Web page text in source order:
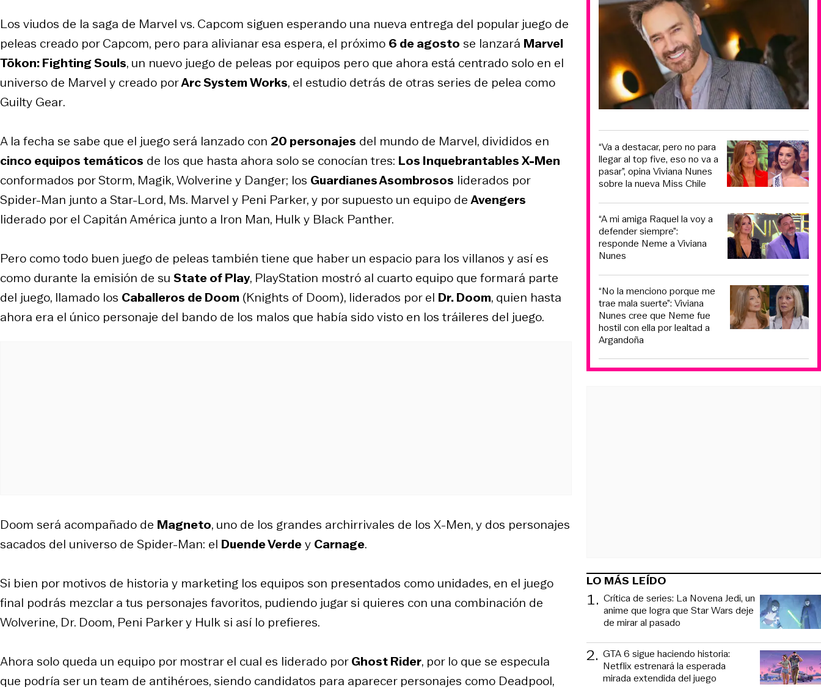
Los viudos de la saga de Marvel vs. Capcom siguen esperando una nueva entrega del popular juego de
peleas creado por Capcom, pero para alivianar esa espera, el próximo 6 de agosto se lanzará Marvel
Tōkon: Fighting Souls, un nuevo juego de peleas por equipos pero que ahora está centrado solo en el
universo de Marvel y creado porArc System Works, el estudio detrás de otras series de pelea como
Guilty Gear.
A la fecha se sabe que el juego será lanzado con 20 personajes del mundo de Marvel, divididos en
cinco equipos temáticos de los que hasta ahora solo se conocían tres: Los Inquebrantables X-Men
conformados por Storm, Magik, Wolverine y Danger; los Guardianes Asombrosos liderados por
Spider-Man junto a Star-Lord, Ms. Marvel y Peni Parker, y por supuesto un equipo deAvengers
liderado por el Capitán América junto a Iron Man, Hulk y Black Panther.
Pero como todo buen juego de peleas también tiene que haber un espacio para los villanos y así es
como durante la emisión de su State of Play, PlayStation mostró al cuarto equipo que formará parte
del juego, llamado los Caballeros de Doom (Knights of Doom), liderados por el Dr. Doom, quien hasta
ahora era el único personaje del bando de los malos que había sido visto en los tráileres del juego.
Doom será acompañado de Magneto, uno de los grandes archirrivales de los X-Men, y dos personajes
sacados del universo de Spider-Man: el Duende Verdey Carnage.
Si bien por motivos de historia y marketing los equipos son presentados como unidades, en el juego
final podrás mezclar a tus personajes favoritos, pudiendo jugar si quieres con una combinación de
Wolverine, Dr. Doom, Peni Parker y Hulk si así lo prefieres.
Ahora solo queda un equipo por mostrar el cual es liderado porGhost Rider, por lo que se especula
que podría ser unteam de antihéroes, siendo candidatos para aparecer personajes como Deadpool,
“Va a destacar, pero no para
llegar al top five, eso no va a
pasar”, opina Viviana Nunes
sobre la nueva Miss Chile
“A mi amiga Raquel la voy a
defender siempre”:
responde Neme a Viviana
Nunes
“No la menciono porque me
trae mala suerte”: Viviana
Nunes cree que Neme fue
hostil con ella por lealtad a
Argandoña
LO MÁS LEÍDO
1. Crítica de series: La Novena Jedi, un
anime que logra que Star Wars deje
de mirar al pasado
2. GTA 6 sigue haciendo historia:
Netflix estrenará la esperada
mirada extendida del juego